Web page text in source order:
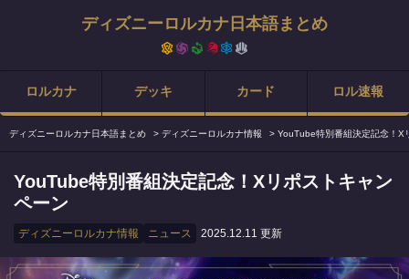
ディズニーロルカナ日本語まとめ
ロルカナ デッキ カード ロル速報
ディズニーロルカナ日本語まとめ > ディズニーロルカナ情報 > YouTube特別番組決定記念！X
YouTube特別番組決定記念！Xリポストキャン
ペーン
ディズニーロルカナ情報 ニュース 2025.12.11 更新